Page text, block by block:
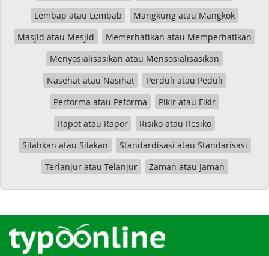
Lembap atau Lembab
Mangkung atau Mangkok
Masjid atau Mesjid
Memerhatikan atau Memperhatikan
Menyosialisasikan atau Mensosialisasikan
Nasehat atau Nasihat
Perduli atau Peduli
Performa atau Peforma
Pikir atau Fikir
Rapot atau Rapor
Risiko atau Resiko
Silahkan atau Silakan
Standardisasi atau Standarisasi
Terlanjur atau Telanjur
Zaman atau Jaman